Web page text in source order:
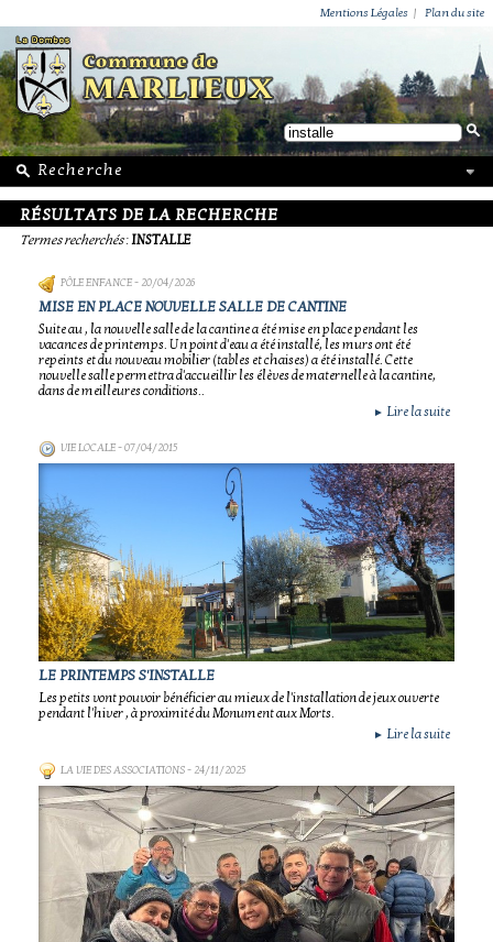
Mentions Légales | Plan du site
RÉSULTATS DE LA RECHERCHE
Termes recherchés:INSTALLE
PÔLE ENFANCE- 20/04/2026
MISE EN PLACE NOUVELLE SALLE DE CANTINE
Suite au , la nouvelle salle de la cantine a été mise en place pendant les
vacances de printemps. Un point d'eau a été installé, les murs ont été
repeints et du nouveau mobilier (tables et chaises) a été installé. Cette
nouvelle salle permettra d'accueillir les élèves de maternelle à la cantine,
dans de meilleures conditions..
► Lire la suite
VIE LOCALE- 07/04/2015
LE PRINTEMPS S'INSTALLE
Les petits vont pouvoir bénéficier au mieux de l'installation de jeux ouverte
pendant l'hiver , à proximité du Monument aux Morts.
► Lire la suite
LA VIE DES ASSOCIATIONS- 24/11/2025